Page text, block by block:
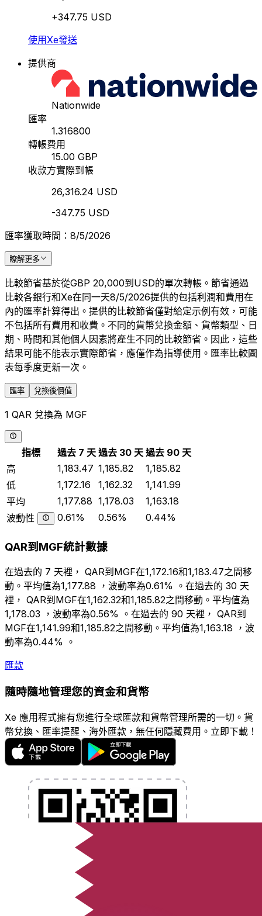
+347.75 USD
使用Xe發送
提供商
Nationwide
匯率
1.316800
轉帳費用
15.00 GBP
收款方實際到帳
26,316.24 USD
-347.75 USD
匯率獲取時間：8/5/2026
瞭解更多
比較節省基於從GBP 20,000到USD的單次轉帳。節省通過
比較各銀行和Xe在同一天8/5/2026提供的包括利潤和費用在
內的匯率計算得出。提供的比較節省僅對給定示例有效，可能
不包括所有費用和收費。不同的貨幣兌換金額、貨幣類型、日
期、時間和其他個人因素將產生不同的比較節省。因此，這些
結果可能不能表示實際節省，應僅作為指導使用。匯率比較圖
表每季度更新一次。
匯率 兌換後價值
1 QAR 兌換為 MGF
指標 過去 7 天 過去 30 天 過去 90 天
高
1,183.47 1,185.82
1,185.82
低
1,172.16 1,162.32
1,141.99
平均
1,177.88 1,178.03
1,163.18
波動性
0.61% 0.56% 0.44%
QAR到MGF統計數據
在過去的 7 天裡， QAR到MGF在1,172.16和1,183.47之間移
動。平均值為1,177.88 ，波動率為0.61% 。在過去的 30 天
裡， QAR到MGF在1,162.32和1,185.82之間移動。平均值為
1,178.03 ，波動率為0.56% 。在過去的 90 天裡， QAR到
MGF在1,141.99和1,185.82之間移動。平均值為1,163.18 ，波
動率為0.44% 。
匯款
隨時隨地管理您的資金和貨幣
Xe 應用程式擁有您進行全球匯款和貨幣管理所需的一切。貨
幣兌換、匯率提醒、海外匯款，無任何隱藏費用。立即下載！